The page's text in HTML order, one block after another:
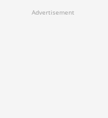
Advertisement